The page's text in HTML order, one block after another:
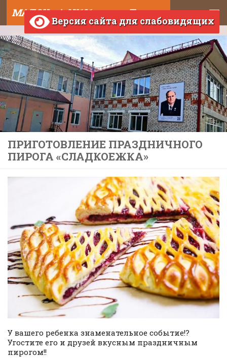
Skip to content МАДОУ д/с №121 города Тюмени
Версия сайта для слабовидящих
ПРИГОТОВЛЕНИЕ ПРАЗДНИЧНОГО
ПИРОГА «СЛАДКОЕЖКА»
У вашего ребенка знаменательное событие!?
Угостите его и друзей вкусным праздничным
пирогом!!